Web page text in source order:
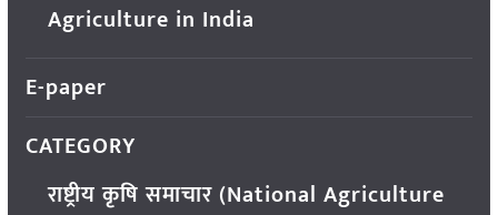
Agriculture in India
E-paper
CATEGORY
राष्ट्रीय कृषि समाचार (National Agriculture